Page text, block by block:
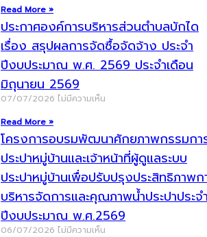
Read More »
ประกาศองค์การบริหารส่วนตำบลบักได
เรื่อง สรุปผลการจัดซื้อจัดจ้าง ประจำ
ปีงบประมาณ พ.ศ. 2569 ประจำเดือน
มิถุนายน 2569
07/07/2026 ไม่มีความเห็น
Read More »
โครงการอบรมพัฒนาศักยภาพกรรมกา
ประปาหมู่บ้านและเจ้าหน้าที่ผู้ดูแลระบบ
ประปาหมู่บ้านเพื่อปรับปรุงประสิทธิภาพก
บริหารจัดการและคุณภาพน้ำประปาประจ
ปีงบประมาณ พ.ศ.2569
06/07/2026 ไม่มีความเห็น